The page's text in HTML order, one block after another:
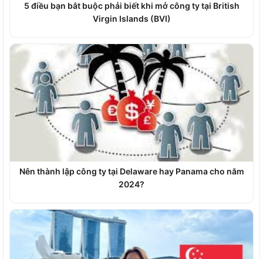
5 điều bạn bắt buộc phải biết khi mở công ty tại British
Virgin Islands (BVI)
Nên thành lập công ty tại Delaware hay Panama cho năm
2024?